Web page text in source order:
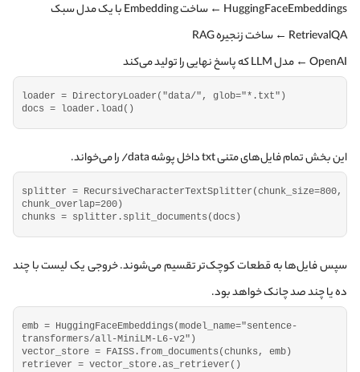
HuggingFaceEmbeddings ← ساخت Embedding با یک مدل سبک
RetrievalQA ← ساخت زنجیره RAG
OpenAI ← مدل LLM که پاسخ نهایی را تولید می‌کند
loader = DirectoryLoader ( "data/" , glob="*.txt" )
docs = loader. load ()
این بخش تمام فایل‌های متنی txt داخل پوشه data/ را می‌خواند.
splitter = RecursiveCharacterTextSplitter (chunk_size=800,
chunk_overlap=200 )
chunks = splitter. split_documents (docs )
سپس فایل‌ها به قطعات کوچک‌تر تقسیم می‌شوند. خروجی یک لیست با چند
ده یا چند صد چانک خواهد بود.
emb = HuggingFaceEmbeddings (model_name="sentence-
transformers/all-MiniLM-L6-v2" )
vector_store = FAISS.from_documents (chunks, emb )
retriever = vector_store.as_retriever ()